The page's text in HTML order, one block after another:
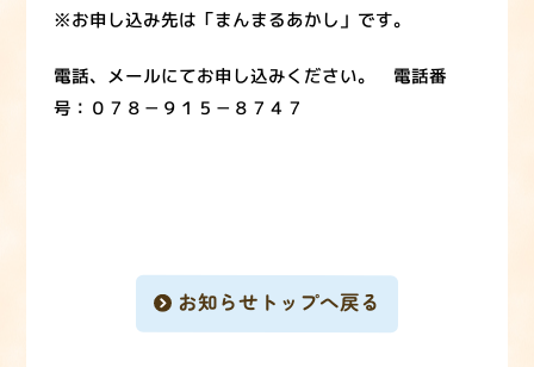
※お申し込み先は「まんまるあかし」です。
電話、メールにてお申し込みください。 電話番
号：０７８－９１５－８７４７
お知らせトップへ戻る